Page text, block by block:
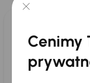
Cenimy